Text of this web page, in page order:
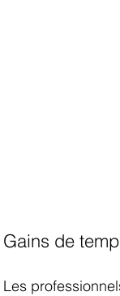
Gains de
Les